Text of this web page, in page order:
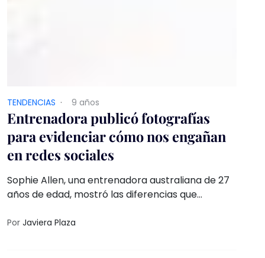
TENDENCIAS · 9 años
Entrenadora publicó fotografías
para evidenciar cómo nos engañan
en redes sociales
Sophie Allen, una entrenadora australiana de 27
años de edad, mostró las diferencias que
fotografías tomadas sólo con segundos de
Por Javiera Plaza